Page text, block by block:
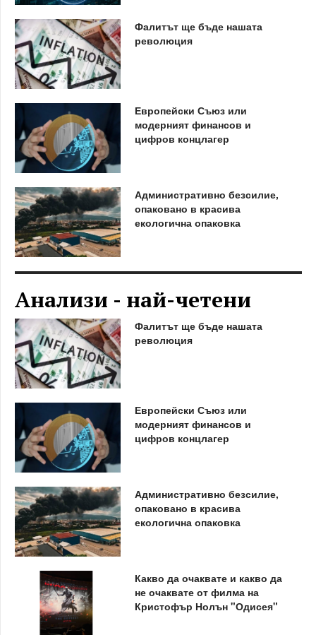
Фалитът ще бъде нашата
революция
Европейски Съюз или
модерният финансов и
цифров концлагер
Административно безсилие,
опаковано в красива
екологична опаковка
Анализи - най-четени
Фалитът ще бъде нашата
революция
Европейски Съюз или
модерният финансов и
цифров концлагер
Административно безсилие,
опаковано в красива
екологична опаковка
Какво да очаквате и какво да
не очаквате от филма на
Кристофър Нолън "Одисея"